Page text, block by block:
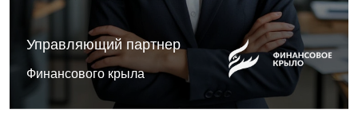
ешен а ли
Управляющий партнер
Финансового крыла